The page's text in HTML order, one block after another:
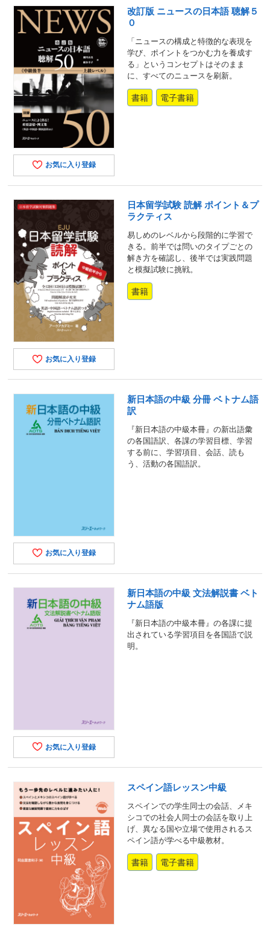
お気に入り登録
改訂版 ニュースの日本語 聴解５
０
「ニュースの構成と特徴的な表現を
学び、ポイントをつかむ力を養成す
る」というコンセプトはそのまま
に、すべてのニュースを刷新。
書籍 電子書籍
お気に入り登録
日本留学試験 読解 ポイント＆プ
ラクティス
易しめのレベルから段階的に学習で
きる。前半では問いのタイプごとの
解き方を確認し、後半では実践問題
と模擬試験に挑戦。
書籍
お気に入り登録
新日本語の中級 分冊 ベトナム語
訳
『新日本語の中級本冊』の新出語彙
の各国語訳、各課の学習目標、学習
する前に、学習項目、会話、読も
う、活動の各国語訳。
お気に入り登録
新日本語の中級 文法解説書 ベト
ナム語版
『新日本語の中級本冊』の各課に提
出されている学習項目を各国語で説
明。
スペイン語レッスン中級
スペインでの学生同士の会話、メキ
シコでの社会人同士の会話を取り上
げ、異なる国や立場で使用されるス
ペイン語が学べる中級教材。
書籍 電子書籍